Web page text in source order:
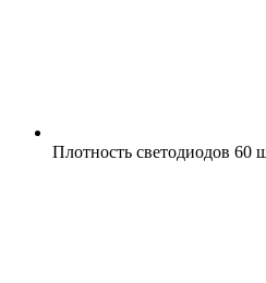
Плотность светодиодов 60